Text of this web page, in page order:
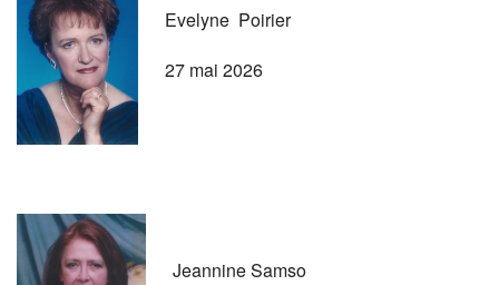
Evelyne Poirier
27 mai 2026
Jeannine Samso